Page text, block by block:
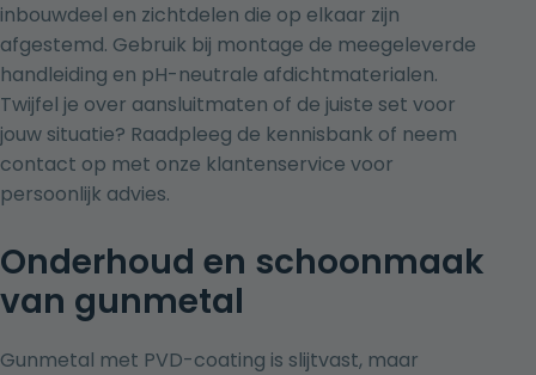
inbouwdeel en zichtdelen die op elkaar zijn
afgestemd. Gebruik bij montage de meegeleverde
handleiding en pH-neutrale afdichtmaterialen.
Twijfel je over aansluitmaten of de juiste set voor
jouw situatie? Raadpleeg de kennisbank of neem
contact op met onze klantenservice voor
persoonlijk advies.
Onderhoud en schoonmaak
van gunmetal
Gunmetal met PVD-coating is slijtvast, maar